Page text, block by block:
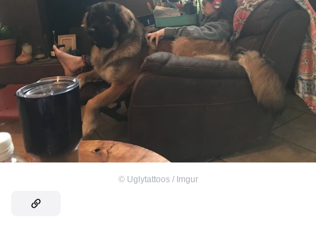
© Uglytattoos / Imgur